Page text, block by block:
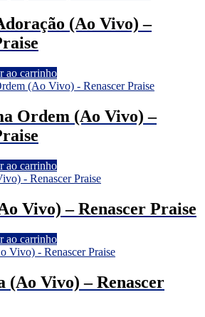
(Ao Vivo) –
ao carrinho
Ordem (Ao Vivo) –
ao carrinho
Vivo) – Renascer Praise
ao carrinho
(Ao Vivo) – Renascer